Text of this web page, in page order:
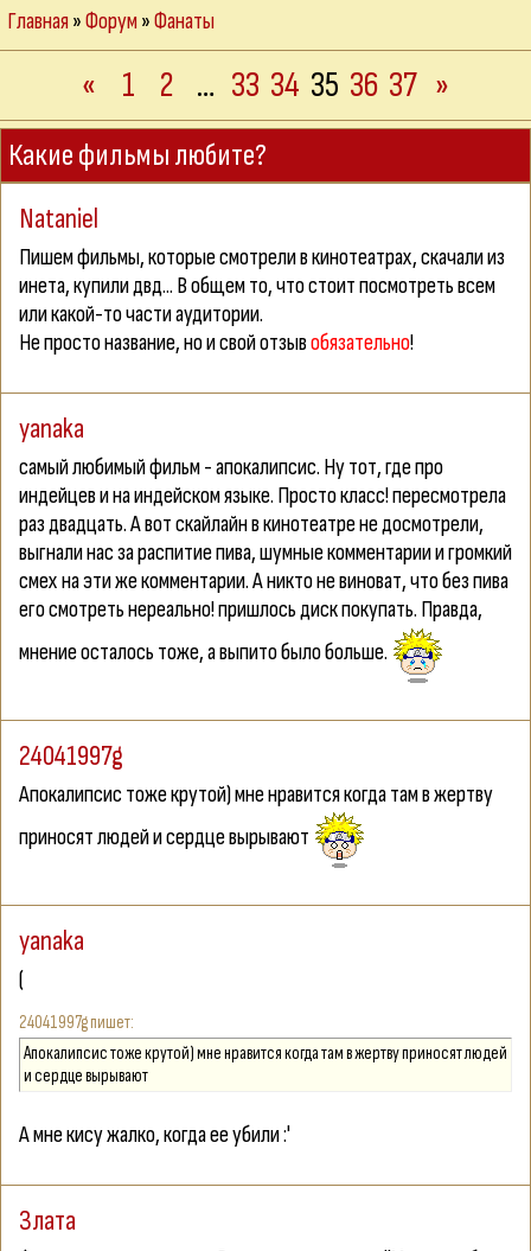
Главная»Форум»Фанаты
« 1 2 … 33 34 35 36 37 »
Какие фильмы любите?
Nataniel
Пишем фильмы, которые смотрели в кинотеатрах, скачали из
инета, купили двд... В общем то, что стоит посмотреть всем
или какой-то части аудитории.
Не просто название, но и свой отзывобязательно!
yanaka
самый любимый фильм - апокалипсис. Ну тот, где про
индейцев и на индейском языке. Просто класс! пересмотрела
раз двадцать. А вот скайлайн в кинотеатре не досмотрели,
выгнали нас за распитие пива, шумные комментарии и громкий
смех на эти же комментарии. А никто не виноват, что без пива
его смотреть нереально! пришлось диск покупать. Правда,
мнение осталось тоже, а выпито было больше.
24041997g
Апокалипсис тоже крутой) мне нравится когда там в жертву
приносят людей и сердце вырывают
yanaka
(
24041997g
Апокалипсис тоже крутой) мне нравится когда там в жертву приносят людей
и сердце вырывают
А мне кису жалко, когда ее убили :'
Злата